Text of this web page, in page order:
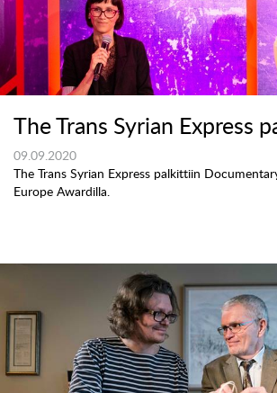
The Trans Syrian Express
09.09.2020
The Trans Syrian Express palkittiin
Europe Awardilla.